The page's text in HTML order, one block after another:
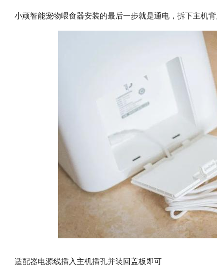
小顽智能宠物喂食器安装的最后一步就是通电，拆下主机
适配器电源线插入主机插孔并装回盖板即可